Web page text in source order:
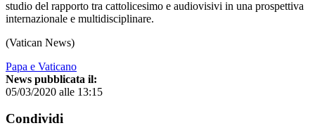
studio del rapporto tra cattolicesimo e audiovisivi in una prospettiva
internazionale e multidisciplinare.
(Vatican News)
Papa e Vaticano
News pubblicata il:
05/03/2020 alle 13:15
Condividi